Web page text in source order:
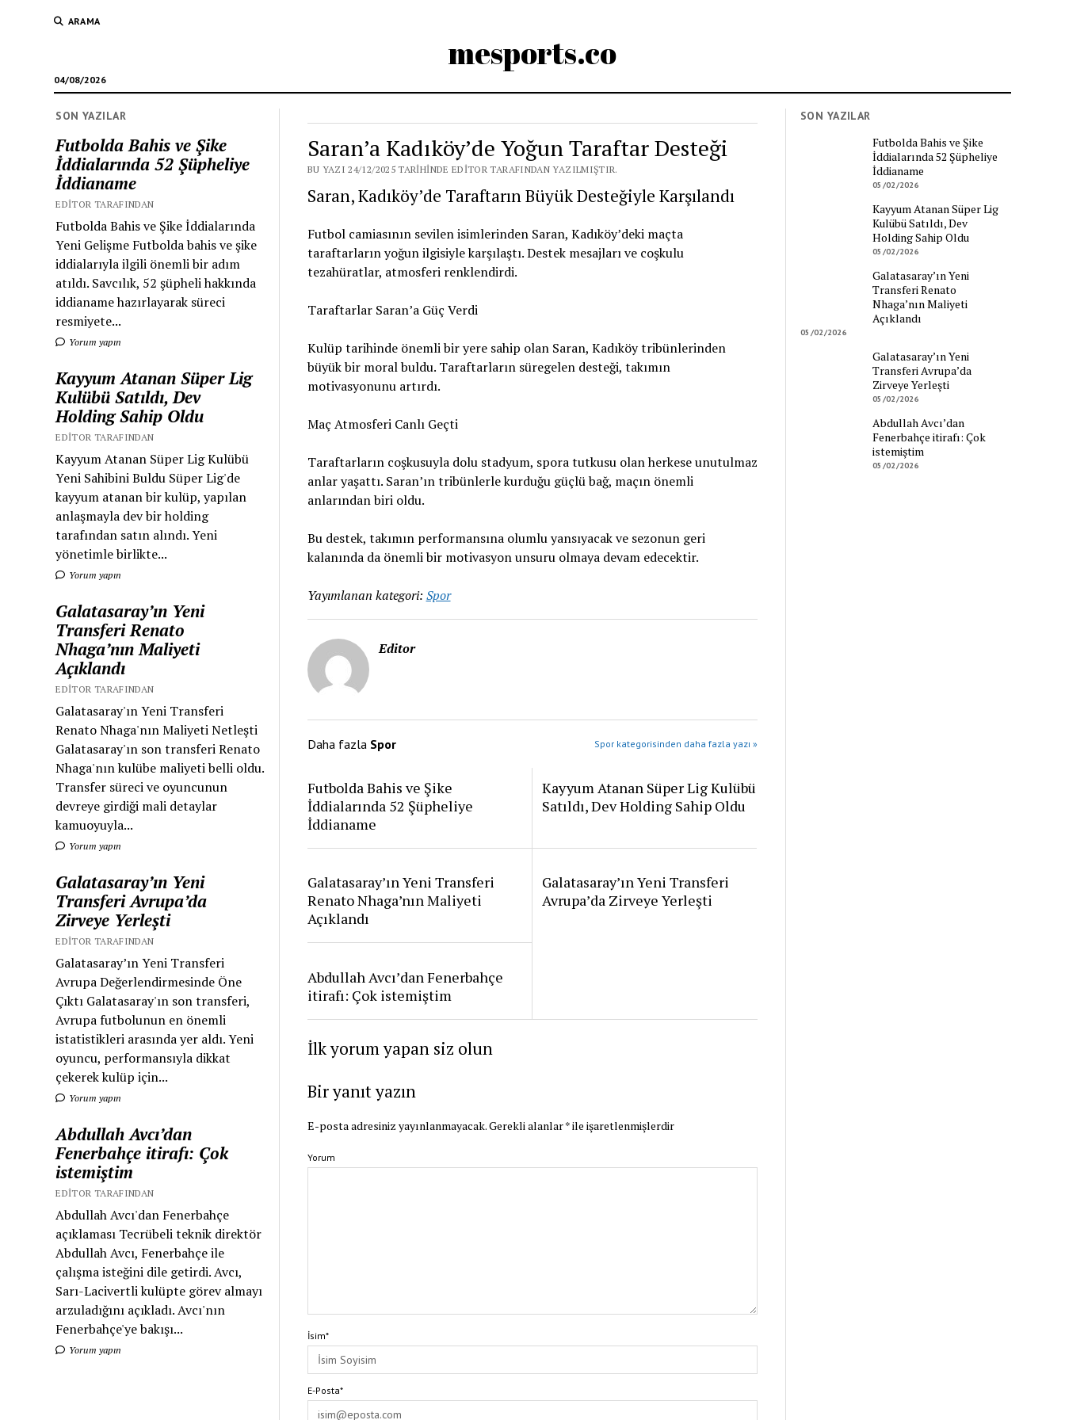
ARAMA
mesports.co
04/08/2026
SON YAZILAR
Futbolda Bahis ve Şike
İddialarında 52 Şüpheliye
İddianame
EDITOR TARAFINDAN
Futbolda Bahis ve Şike İddialarında
Yeni Gelişme Futbolda bahis ve şike
iddialarıyla ilgili önemli bir adım
atıldı. Savcılık, 52 şüpheli hakkında
iddianame hazırlayarak süreci
resmiyete...
Yorum yapın
Kayyum Atanan Süper Lig
Kulübü Satıldı, Dev
Holding Sahip Oldu
EDITOR TARAFINDAN
Kayyum Atanan Süper Lig Kulübü
Yeni Sahibini Buldu Süper Lig'de
kayyum atanan bir kulüp, yapılan
anlaşmayla dev bir holding
tarafından satın alındı. Yeni
yönetimle birlikte...
Yorum yapın
Galatasaray’ın Yeni
Transferi Renato
Nhaga’nın Maliyeti
Açıklandı
EDITOR TARAFINDAN
Galatasaray'ın Yeni Transferi
Renato Nhaga'nın Maliyeti Netleşti
Galatasaray'ın son transferi Renato
Nhaga'nın kulübe maliyeti belli oldu.
Transfer süreci ve oyuncunun
devreye girdiği mali detaylar
kamuoyuyla...
Yorum yapın
Galatasaray’ın Yeni
Transferi Avrupa’da
Zirveye Yerleşti
EDITOR TARAFINDAN
Galatasaray’ın Yeni Transferi
Avrupa Değerlendirmesinde Öne
Çıktı Galatasaray'ın son transferi,
Avrupa futbolunun en önemli
istatistikleri arasında yer aldı. Yeni
oyuncu, performansıyla dikkat
çekerek kulüp için...
Yorum yapın
Abdullah Avcı’dan
Fenerbahçe itirafı: Çok
istemiştim
EDITOR TARAFINDAN
Abdullah Avcı'dan Fenerbahçe
açıklaması Tecrübeli teknik direktör
Abdullah Avcı, Fenerbahçe ile
çalışma isteğini dile getirdi. Avcı,
Sarı-Lacivertli kulüpte görev almayı
arzuladığını açıkladı. Avcı'nın
Fenerbahçe'ye bakışı...
Yorum yapın
Saran’a Kadıköy’de Yoğun Taraftar Desteği
BU YAZI 24/12/2025 TARIHINDE EDITOR TARAFINDAN YAZILMIŞTIR.
Saran, Kadıköy’de Taraftarın Büyük Desteğiyle Karşılandı
Futbol camiasının sevilen isimlerinden Saran, Kadıköy’deki maçta
taraftarların yoğun ilgisiyle karşılaştı. Destek mesajları ve coşkulu
tezahüratlar, atmosferi renklendirdi.
Taraftarlar Saran’a Güç Verdi
Kulüp tarihinde önemli bir yere sahip olan Saran, Kadıköy tribünlerinden
büyük bir moral buldu. Taraftarların süregelen desteği, takımın
motivasyonunu artırdı.
Maç Atmosferi Canlı Geçti
Taraftarların coşkusuyla dolu stadyum, spora tutkusu olan herkese unutulmaz
anlar yaşattı. Saran’ın tribünlerle kurduğu güçlü bağ, maçın önemli
anlarından biri oldu.
Bu destek, takımın performansına olumlu yansıyacak ve sezonun geri
kalanında da önemli bir motivasyon unsuru olmaya devam edecektir.
Yayımlanan kategori: Spor
Editor
Daha fazla Spor Spor kategorisinden daha fazla yazı »
Futbolda Bahis ve Şike
İddialarında 52 Şüpheliye
İddianame
Kayyum Atanan Süper Lig Kulübü
Satıldı, Dev Holding Sahip Oldu
Galatasaray’ın Yeni Transferi
Renato Nhaga’nın Maliyeti
Açıklandı
Galatasaray’ın Yeni Transferi
Avrupa’da Zirveye Yerleşti
Abdullah Avcı’dan Fenerbahçe
itirafı: Çok istemiştim
İlk yorum yapan siz olun
Bir yanıt yazın
E-posta adresiniz yayınlanmayacak.Gerekli alanlar*ile işaretlenmişlerdir
Yorum
İsim*
E-Posta*
SON YAZILAR
Futbolda Bahis ve Şike
İddialarında 52 Şüpheliye
İddianame
05/02/2026
Kayyum Atanan Süper Lig
Kulübü Satıldı, Dev
Holding Sahip Oldu
05/02/2026
Galatasaray’ın Yeni
Transferi Renato
Nhaga’nın Maliyeti
Açıklandı
05/02/2026
Galatasaray’ın Yeni
Transferi Avrupa’da
Zirveye Yerleşti
05/02/2026
Abdullah Avcı’dan
Fenerbahçe itirafı: Çok
istemiştim
05/02/2026